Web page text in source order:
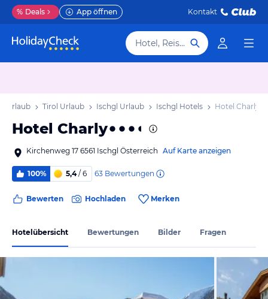
% Deals App öffnen Kontakt
Hotel, Reiseziel
Urlaub Tirol Urlaub Ischgl Urlaub Ischgl Hotels Hotel Charly
Hotel Charly
Kirchenweg 17 6561 Ischgl Österreich Auf Karte anzeigen
100% 5,4/ 6 63 Bewertungen
Bewerten Hochladen Merken
Hotelübersicht Bewertungen Bilder Fragen